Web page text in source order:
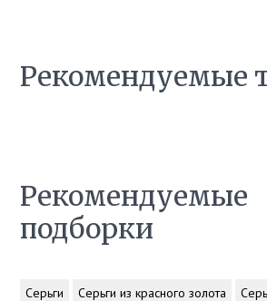
Рекомендуемые
Рекомендуемые
подборки
Серьги Серьги из красного золота